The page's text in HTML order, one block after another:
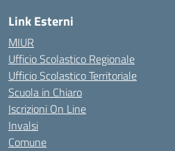
Link Esterni
MIUR
Ufficio Scolastico Regionale
Ufficio Scolastico Territoriale
Scuola in Chiaro
Iscrizioni On Line
Invalsi
Comune